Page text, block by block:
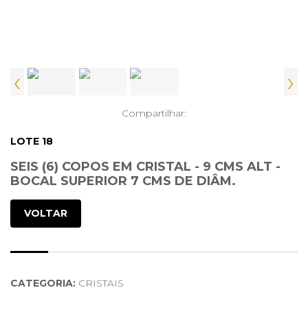
‹ ›
Compartilhar:
LOTE 18
SEIS (6) COPOS EM CRISTAL - 9 CMS ALT -
BOCAL SUPERIOR 7 CMS DE DIÂM.
VOLTAR
CATEGORIA: CRISTAIS